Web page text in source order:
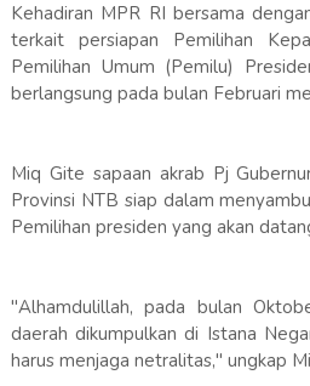
Kehadiran MPR RI bersama
terkait persiapan Pemilihan
Pemilihan Umum (Pemilu)
berlangsung pada bulan Februari
Miq Gite sapaan akrab Pj
Provinsi NTB siap dalam
Pemilihan presiden yang akan
"Alhamdulillah, pada bulan
daerah dikumpulkan di Istana
harus menjaga netralitas," ungkap